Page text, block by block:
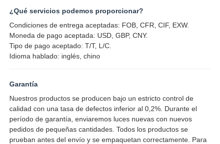
¿Qué servicios podemos proporcionar?
Condiciones de entrega aceptadas: FOB, CFR, CIF, EXW.
Moneda de pago aceptada: USD, GBP, CNY.
Tipo de pago aceptado: T/T, L/C.
Idioma hablado: inglés, chino
Garantía
Nuestros productos se producen bajo un estricto control de
calidad con una tasa de defectos inferior al 0,2%. Durante el
período de garantía, enviaremos luces nuevas con nuevos
pedidos de pequeñas cantidades. Todos los productos se
prueban antes del envío y se empaquetan correctamente. Para